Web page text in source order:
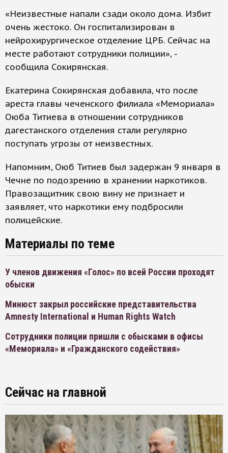
«Неизвестные напали сзади около дома. Избит
очень жестоко. Он госпитализирован в
нейрохирургическое отделение ЦРБ. Сейчас на
месте работают сотрудники полиции», -
сообщила Сокирянская.
Екатерина Сокирянская добавила, что после
ареста главы чеченского филиала «Мемориала»
Оюба Титиева в отношении сотрудников
дагестанского отделения стали регулярно
поступать угрозы от неизвестных.
Напомним, Оюб Титиев был задержан 9 января в
Чечне по подозрению в хранении наркотиков.
Правозащитник свою вину не признает и
заявляет, что наркотики ему подбросили
полицейские.
Материалы по теме
У членов движения «Голос» по всей России проходят
обыски
Минюст закрыл российские представительства
Amnesty International и Human Rights Watch
Сотрудники полиции пришли с обысками в офисы
«Мемориала» и «Гражданского содействия»
Сейчас на главной